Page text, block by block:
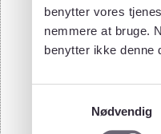
benytter vores
nemmere at bruge.
benytter ikke denne
Nødvendig